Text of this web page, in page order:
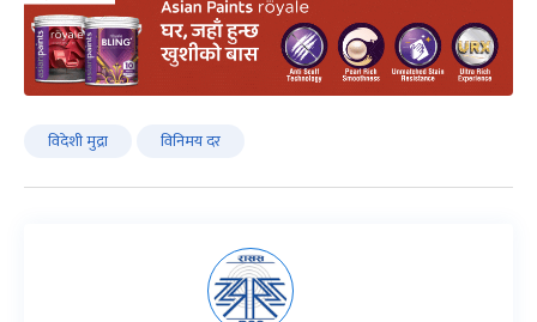
विदेशी मुद्रा विनिमय दर